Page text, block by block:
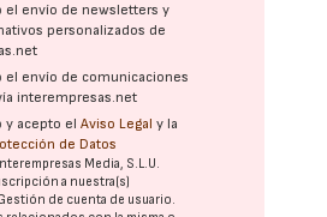
el envío de newsletters y
personalizados de
el envío de comunicaciones
interempresas.net
y acepto elAviso Legal y la
de Datos
Interempresas Media, S.L.U.
a nuestra(s)
de cuenta de usuario.